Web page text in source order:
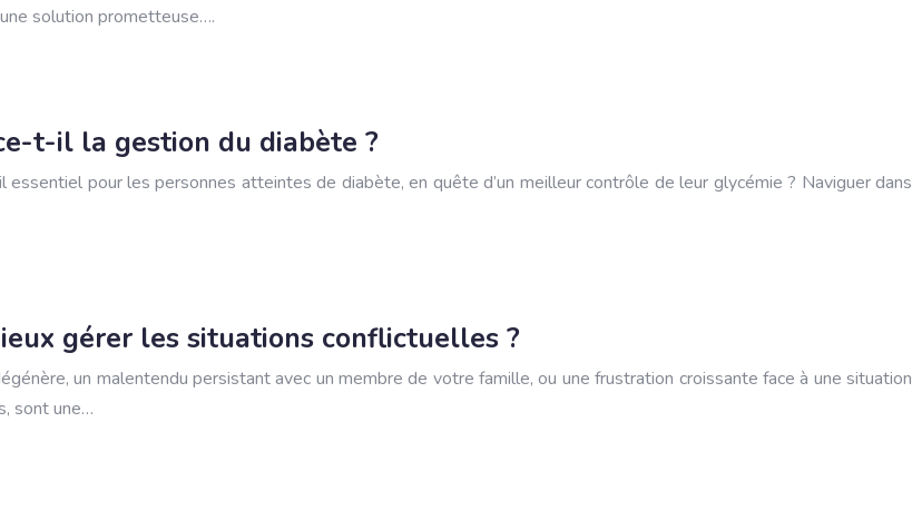
solution prometteuse….
t-il la gestion du diabète ?
pour les personnes atteintes de diabète, en quête d’un meilleur contrôle de leur glycémie ? Naviguer dans
gérer les situations conflictuelles ?
un malentendu persistant avec un membre de votre famille, ou une frustration croissante face à une situation
sont une…